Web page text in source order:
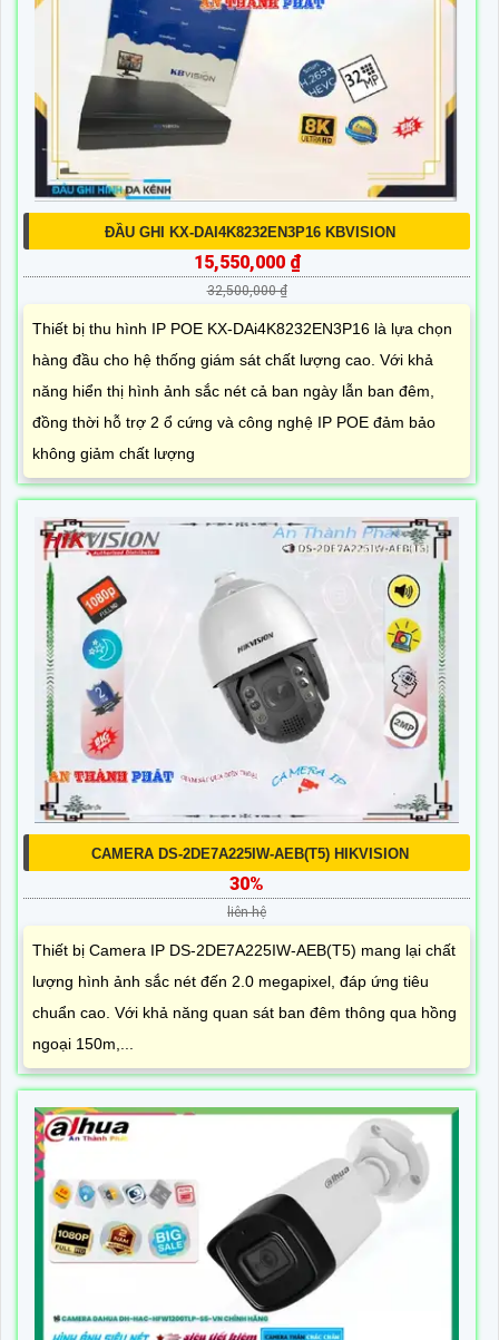
ĐẦU GHI KX-DAI4K8232EN3P16 KBVISION
15,550,000 ₫
32,500,000 ₫
Thiết bị thu hình IP POE KX-DAi4K8232EN3P16 là lựa chọn
hàng đầu cho hệ thống giám sát chất lượng cao. Với khả
năng hiển thị hình ảnh sắc nét cả ban ngày lẫn ban đêm,
đồng thời hỗ trợ 2 ổ cứng và công nghệ IP POE đảm bảo
không giảm chất lượng
CAMERA DS-2DE7A225IW-AEB(T5) HIKVISION
30%
liên hệ
Thiết bị Camera IP DS-2DE7A225IW-AEB(T5) mang lại chất
lượng hình ảnh sắc nét đến 2.0 megapixel, đáp ứng tiêu
chuẩn cao. Với khả năng quan sát ban đêm thông qua hồng
ngoại 150m,...